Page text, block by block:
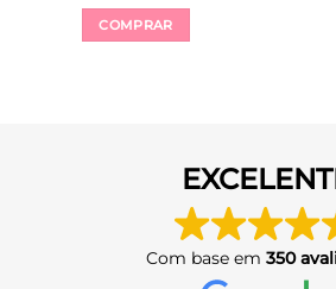
COMPRAR
podem
ser
escolhidas
Com base em 350